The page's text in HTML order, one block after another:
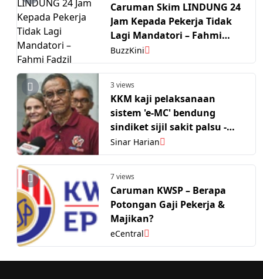
Caruman Skim LINDUNG 24
Jam Kepada Pekerja Tidak
Lagi Mandatori – Fahmi
Fadzil
BuzzKini
3 views
KKM kaji pelaksanaan
sistem 'e-MC' bendung
sindiket sijil sakit palsu -
Dzulkefly
Sinar Harian
7 views
Caruman KWSP – Berapa
Potongan Gaji Pekerja &
Majikan?
eCentral